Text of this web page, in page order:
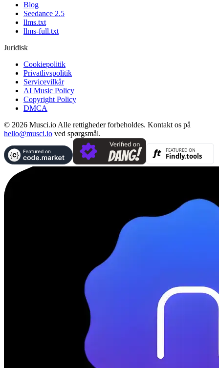
Blog
Seedance 2.5
llms.txt
llms-full.txt
Juridisk
Cookiepolitik
Privatlivspolitik
Servicevilkår
AI Music Policy
Copyright Policy
DMCA
© 2026 Musci.io Alle rettigheder forbeholdes. Kontakt os på
hello@musci.io ved spørgsmål.